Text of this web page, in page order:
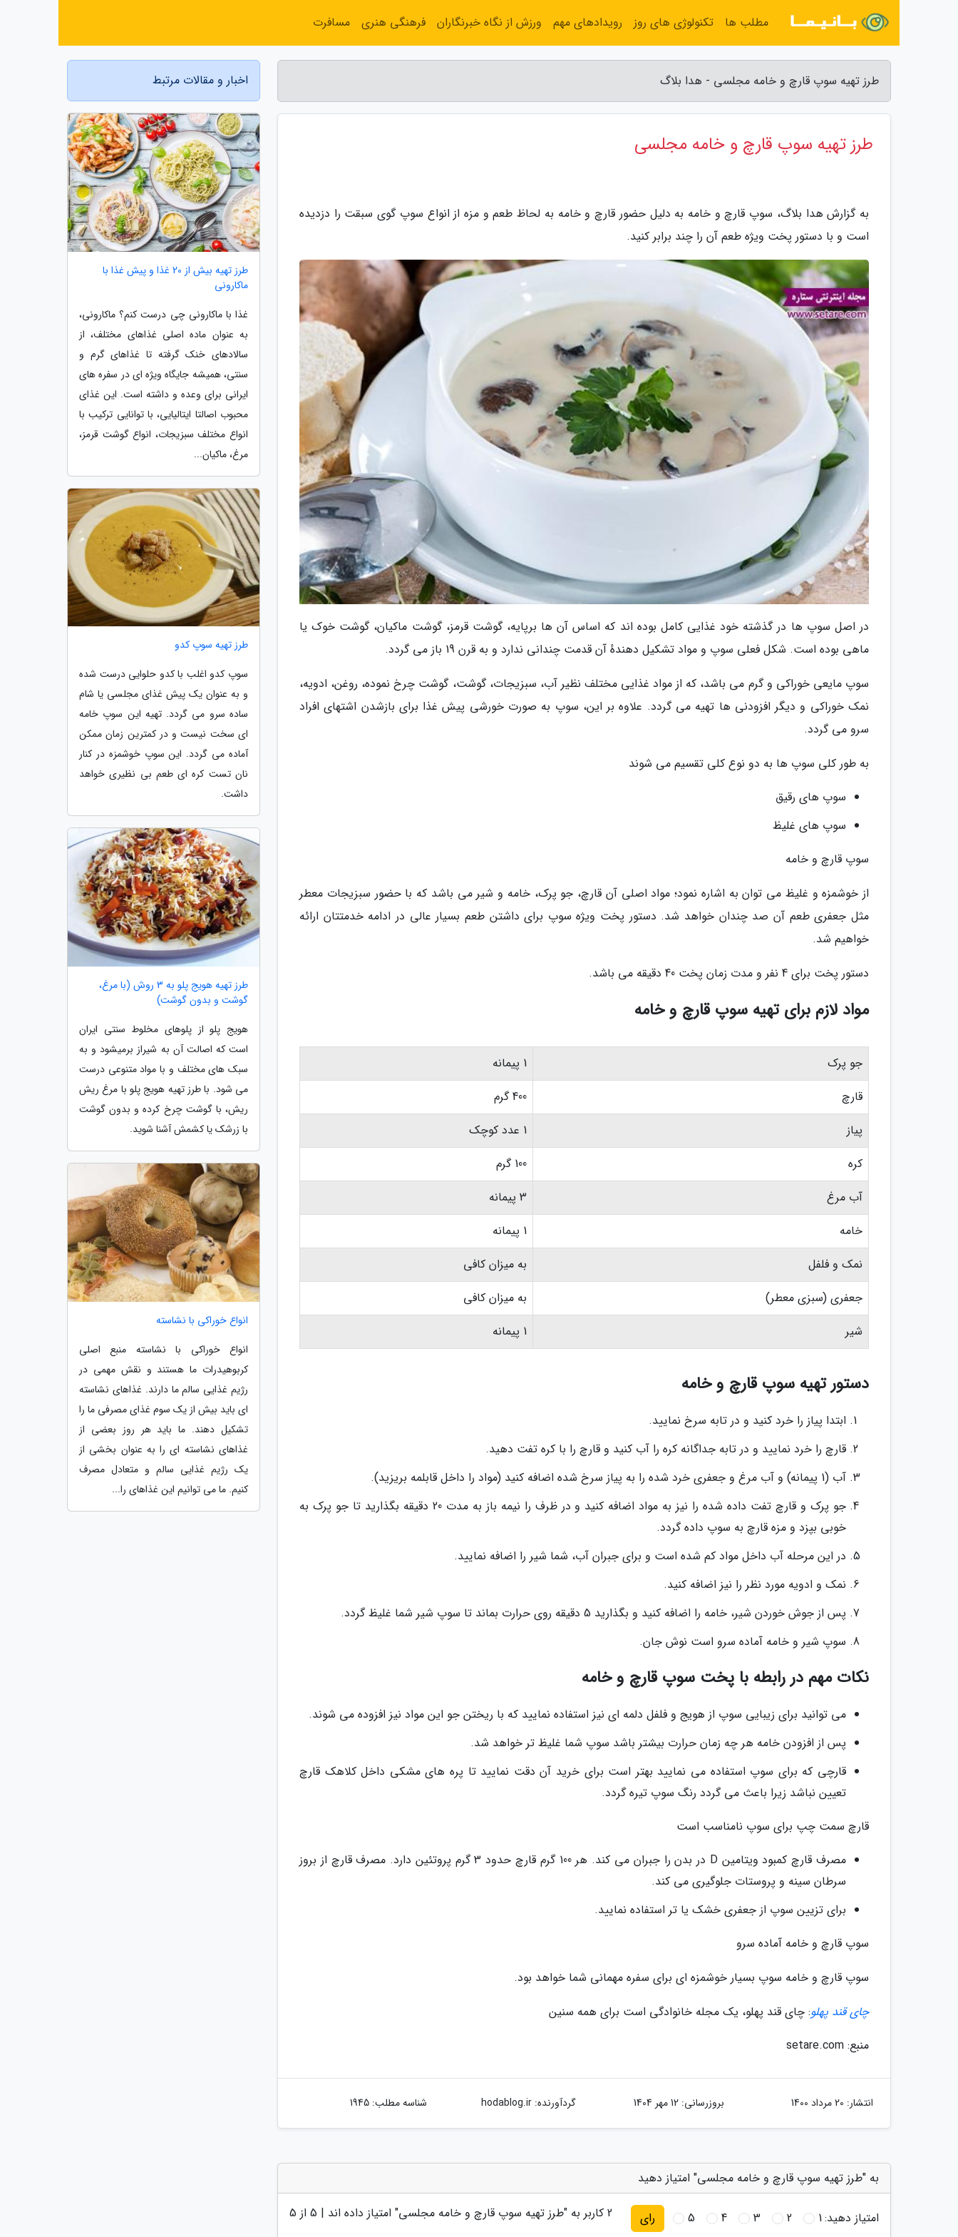
طرز تهیه سوپ قارچ و خامه مجلسی - هدا بلاگ
طرز تهیه سوپ قارچ و خامه مجلسی
به گزارش هدا بلاگ، سوپ قارچ و خامه به دلیل حضور قارچ و خامه به لحاظ طعم و مزه از انواع سوپ گوی سبقت را دزدیده
است و با دستور پخت ویژه طعم آن را چند برابر کنید.
در اصل سوپ ها در گذشته خود غذایی کامل بوده اند که اساس آن ها برپایه، گوشت قرمز، گوشت ماکیان، گوشت خوک یا
ماهی بوده است. شکل فعلی سوپ و مواد تشکیل دهندهٔ آن قدمت چندانی ندارد و به قرن 19 باز می گردد.
سوپ مایعی خوراکی و گرم می باشد، که از مواد غذایی مختلف نظیر آب، سبزیجات، گوشت، گوشت چرخ نموده، روغن، ادویه،
نمک خوراکی و دیگر افزودنی ها تهیه می گردد. علاوه بر این، سوپ به صورت خورشی پیش غذا برای بازشدن اشتهای افراد
سرو می گردد.
به طور کلی سوپ ها به دو نوع کلی تقسیم می شوند
سوپ های رقیق
سوپ های غلیظ
سوپ قارچ و خامه
از خوشمزه و غلیظ می توان به اشاره نمود؛ مواد اصلی آن قارچ، جو پرک، خامه و شیر می باشد که با حضور سبزیجات معطر
مثل جعفری طعم آن صد چندان خواهد شد. دستور پخت ویژه سوپ برای داشتن طعم بسیار عالی در ادامه خدمتتان ارائه
خواهیم شد.
دستور پخت برای 4 نفر و مدت زمان پخت 40 دقیقه می باشد.
مواد لازم برای تهیه سوپ قارچ و خامه
جو پرک
1 پیمانه
قارچ
400 گرم
پیاز
1 عدد کوچک
کره
100 گرم
آب مرغ
3 پیمانه
خامه
1 پیمانه
نمک و فلفل
به میزان کافی
جعفری (سبزی معطر)
به میزان کافی
شیر
1 پیمانه
دستور تهیه سوپ قارچ و خامه
ابتدا پیاز را خرد کنید و در تابه سرخ نمایید.
قارچ را خرد نمایید و در تابه جداگانه کره را آب کنید و قارچ را با کره تفت دهید.
آب (1 پیمانه) و آب مرغ و جعفری خرد شده را به پیاز سرخ شده اضافه کنید (مواد را داخل قابلمه بریزید).
جو پرک و قارچ تفت داده شده را نیز به مواد اضافه کنید و در ظرف را نیمه باز به مدت 20 دقیقه بگذارید تا جو پرک به
خوبی بپزد و مزه قارچ به سوپ داده گردد.
در این مرحله آب داخل مواد کم شده است و برای جبران آب، شما شیر را اضافه نمایید.
نمک و ادویه مورد نظر را نیز اضافه کنید.
پس از جوش خوردن شیر، خامه را اضافه کنید و بگذارید 5 دقیقه روی حرارت بماند تا سوپ شیر شما غلیظ گردد.
سوپ شیر و خامه آماده سرو است نوش جان.
نکات مهم در رابطه با پخت سوپ قارچ و خامه
می توانید برای زیبایی سوپ از هویج و فلفل دلمه ای نیز استفاده نمایید که با ریختن جو این مواد نیز افزوده می شوند.
پس از افزودن خامه هر چه زمان حرارت بیشتر باشد سوپ شما غلیظ تر خواهد شد.
قارچی که برای سوپ استفاده می نمایید بهتر است برای خرید آن دقت نمایید تا پره های مشکی داخل کلاهک قارچ
تعیین نباشد زیرا باعث می گردد رنگ سوپ تیره گردد.
قارچ سمت چپ برای سوپ نامناسب است
مصرف قارچ کمبود ویتامین D در بدن را جبران می کند. هر 100 گرم قارچ حدود 3 گرم پروتئین دارد. مصرف قارچ از بروز
سرطان سینه و پروستات جلوگیری می کند.
برای تزیین سوپ از جعفری خشک یا تر استفاده نمایید.
سوپ قارچ و خامه آماده سرو
سوپ قارچ و خامه سوپ بسیار خوشمزه ای برای سفره مهمانی شما خواهد بود.
چای قند پهلو: چای قند پهلو، یک مجله خانوادگی است برای همه سنین
منبع: setare.com
انتشار: 20 مرداد 1400 بروزرسانی: 12 مهر 1404 گردآورنده:hodablog.ir شناسه مطلب: 1945
به "طرز تهیه سوپ قارچ و خامه مجلسی" امتیاز دهید
2 کاربر به "طرز تهیه سوپ قارچ و خامه مجلسی" امتیاز داده اند | 5 از 5 امتیاز دهید:1
2
3
4
5 رای
اخبار و مقالات مرتبط
طرز تهیه بیش از 20 غذا و پیش غذا با
ماکارونی
غذا با ماکارونی چی درست کنم؟ ماکارونی،
به عنوان ماده اصلی غذاهای مختلف، از
سالادهای خنک گرفته تا غذاهای گرم و
سنتی، همیشه جایگاه ویژه ای در سفره های
ایرانی برای وعده و داشته است. این غذای
محبوب اصالتا ایتالیایی، با توانایی ترکیب با
انواع مختلف سبزیجات، انواع گوشت قرمز،
مرغ، ماکیان...
طرز تهیه سوپ کدو
سوپ کدو اغلب با کدو حلوایی درست شده
و به عنوان یک پیش غذای مجلسی یا شام
ساده سرو می گردد. تهیه این سوپ خامه
ای سخت نیست و در کمترین زمان ممکن
آماده می گردد. این سوپ خوشمزه در کنار
نان تست کره ای طعم بی نظیری خواهد
داشت.
طرز تهیه هویج پلو به 3 روش (با مرغ،
گوشت و بدون گوشت)
هویج پلو از پلوهای مخلوط سنتی ایران
است که اصالت آن به شیراز برمیشود و به
سبک های مختلف و با مواد متنوعی درست
می شود. با طرز تهیه هویج پلو با مرغ ریش
ریش، با گوشت چرخ کرده و بدون گوشت
با زرشک یا کشمش آشنا شوید.
انواع خوراکی با نشاسته
انواع خوراکی با نشاسته منبع اصلی
کربوهیدرات ما هستند و نقش مهمی در
رژیم غذایی سالم ما دارند. غذاهای نشاسته
ای باید بیش از یک سوم غذای مصرفی ما را
تشکیل دهند. ما باید هر روز بعضی از
غذاهای نشاسته ای را به عنوان بخشی از
یک رژیم غذایی سالم و متعادل مصرف
کنیم. ما می توانیم این غذاهای را...
مطلب ها تکنولوژی های روز رویدادهای مهم ورزش از نگاه خبرنگاران فرهنگی هنری مسافرت